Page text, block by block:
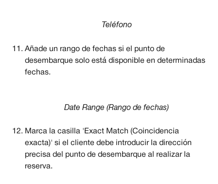
Teléfono
Añade un rango de fechas si el punto de
desembarque solo está disponible en determinadas
fechas.
Date Range (Rango de fechas)
Marca la casilla 'Exact Match (Coincidencia
exacta)' si el cliente debe introducir la dirección
precisa del punto de desembarque al realizar la
reserva.